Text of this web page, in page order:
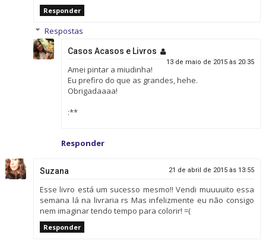
Responder
Respostas
Casos Acasos e Livros
13 de maio de 2015 às 20:35
Amei pintar a miudinha!
Eu prefiro do que as grandes, hehe.
Obrigadaaaa!
:**
Responder
Suzana 21 de abril de 2015 às 13:55
Esse livro está um sucesso mesmo!! Vendi muuuuito essa
semana lá na livraria rs Mas infelizmente eu não consigo
nem imaginar tendo tempo para colorir! =(
Responder